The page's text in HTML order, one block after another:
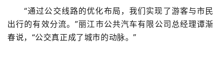
“通过公交线路的优化布局，我们实现了游客与市民
出行的有效分流。”丽江市公共汽车有限公司总经理谭渐
春说，“公交真正成了城市的动脉。”